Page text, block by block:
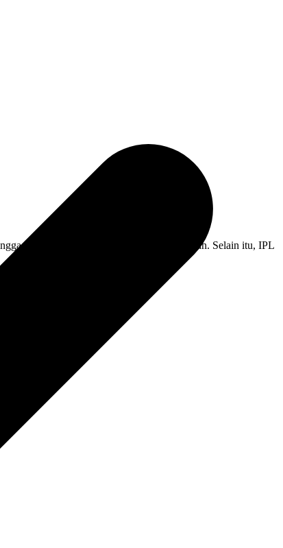
warna kulit tampak lebih merata dan cerah. Selain itu, IPL